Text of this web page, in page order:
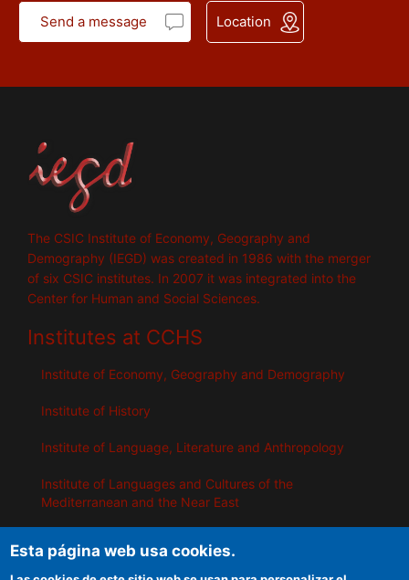
Send a message Location
The CSIC Institute of Economy, Geography and
Demography (IEGD) was created in 1986 with the merger
of six CSIC institutes. In 2007 it was integrated into the
Center for Human and Social Sciences.
Institutes at CCHS
Institute of Economy, Geography and Demography
Institute of History
Institute of Language, Literature and Anthropology
Institute of Languages ​​and Cultures of the
Mediterranean and the Near East
Institute of Public Policies and Goods
Esta página web usa cookies.